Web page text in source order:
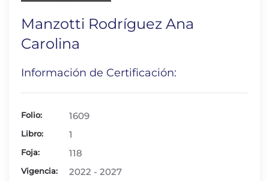
Manzotti Rodríguez Ana
Carolina
Información de Certificación:
Folio: 1609
Libro: 1
Foja: 118
Vigencia: 2022 - 2027